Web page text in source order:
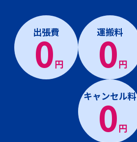
出張費
0円
運搬料
0円
キャンセル料
0円